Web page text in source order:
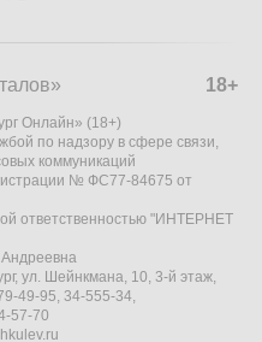
18+
Онлайн» (18+)
по надзору в сфере связи,
коммуникаций
№ ФС77-84675 от
ответственностью "ИНТЕРНЕТ
ул. Шейнкмана, 10, 3-й этаж,
49-95, 34-555-34,
57-70